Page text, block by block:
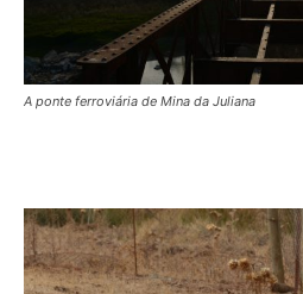
A ponte ferroviária de Mina da Juliana